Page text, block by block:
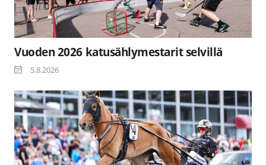
Vuoden 2026 katusählymestarit selvillä
5.8.2026